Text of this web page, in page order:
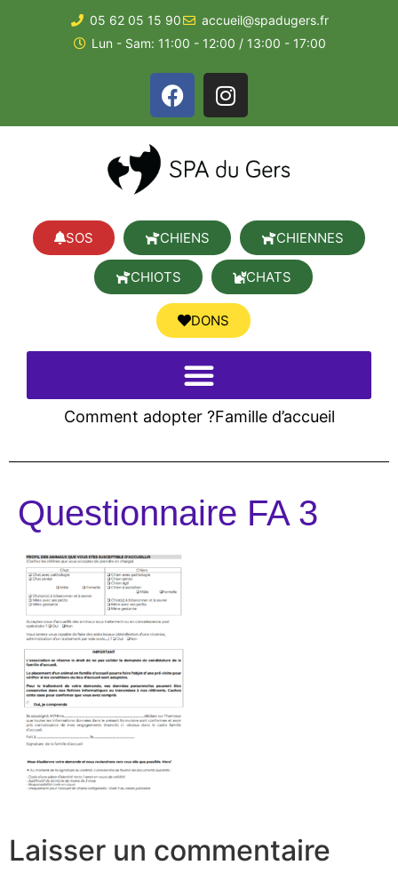
05 62 05 15 90
accueil@spadugers.fr
Lun - Sam: 11:00 - 12:00 / 13:00 - 17:00
SOS CHIENS CHIENNES
CHIOTS CHATS
DONS
Comment adopter ?Famille d’accueil
Questionnaire FA 3
Laisser un commentaire